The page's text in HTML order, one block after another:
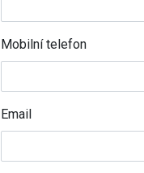
Mobilní telefon
Email